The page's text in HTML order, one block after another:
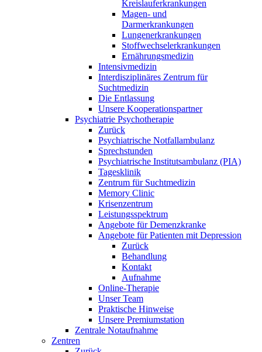
Kreislauferkrankungen
Magen- und
Darmerkrankungen
Lungenerkrankungen
Stoffwechselerkrankungen
Ernährungsmedizin
Intensivmedizin
Interdisziplinäres Zentrum für
Suchtmedizin
Die Entlassung
Unsere Kooperationspartner
Psychiatrie Psychotherapie
Zurück
Psychiatrische Notfallambulanz
Sprechstunden
Psychiatrische Institutsambulanz (PIA)
Tagesklinik
Zentrum für Suchtmedizin
Memory Clinic
Krisenzentrum
Leistungsspektrum
Angebote für Demenzkranke
Angebote für Patienten mit Depression
Zurück
Behandlung
Kontakt
Aufnahme
Online-Therapie
Unser Team
Praktische Hinweise
Unsere Premiumstation
Zentrale Notaufnahme
Zentren